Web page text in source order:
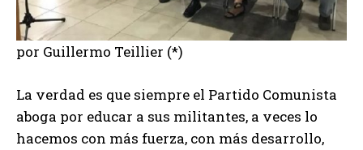
por Guillermo Teillier (*)
La verdad es que siempre el Partido Comunista
aboga por educar a sus militantes, a veces lo
hacemos con más fuerza, con más desarrollo,